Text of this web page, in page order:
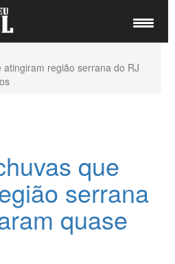
atingiram região serrana do RJ
que
serrana
quase